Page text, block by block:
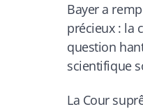
Bayer a
précieux : la
question
scientifique
La Cour